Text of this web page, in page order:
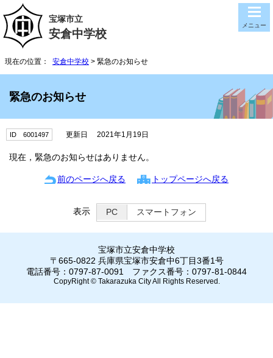
宝塚市立
安倉中学校
メニュー
現在の位置： 安倉中学校 > 緊急のお知らせ
緊急のお知らせ
ID 6001497 更新日 2021年1月19日
現在，緊急のお知らせはありません。
前のページへ戻る トップページへ戻る
表示 PC スマートフォン
宝塚市立安倉中学校
〒665-0822 兵庫県宝塚市安倉中6丁目3番1号
電話番号：0797-87-0091 ファクス番号：0797-81-0844
CopyRight © Takarazuka City All Rights Reserved.